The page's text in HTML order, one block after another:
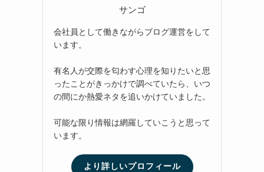
サンゴ
会社員として働きながらブログ運営をして
います。
有名人が交際を匂わす心理を知りたいと思
ったことがきっかけで調べていたら、いつ
の間にか熱愛ネタを追いかけていました。
可能な限り情報は網羅していこうと思って
います。
より詳しいプロフィール